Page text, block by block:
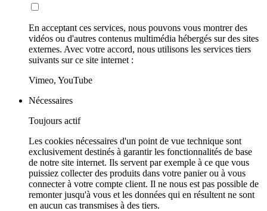
En acceptant ces services, nous pouvons vous montrer des
vidéos ou d'autres contenus multimédia hébergés sur des sites
externes. Avec votre accord, nous utilisons les services tiers
suivants sur ce site internet :
Vimeo, YouTube
Nécessaires
Toujours actif
Les cookies nécessaires d'un point de vue technique sont
exclusivement destinés à garantir les fonctionnalités de base
de notre site internet. Ils servent par exemple à ce que vous
puissiez collecter des produits dans votre panier ou à vous
connecter à votre compte client. Il ne nous est pas possible de
remonter jusqu'à vous et les données qui en résultent ne sont
en aucun cas transmises à des tiers.